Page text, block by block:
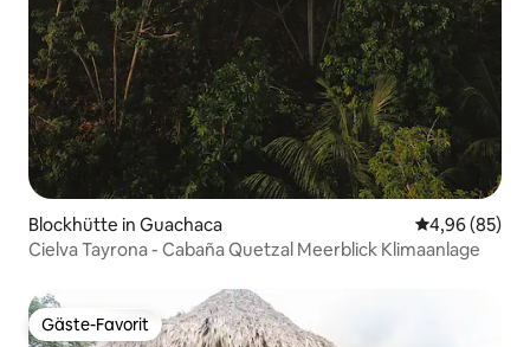
Blockhütte in Guachaca
4,96 (85)
Cielva Tayrona - Cabaña Quetzal Meerblick Klimaanlage
Gäste-Favorit
Gäste-Favorit